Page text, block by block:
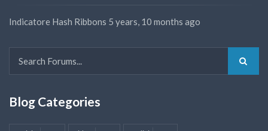
Indicatore Hash Ribbons 5 years, 10 months ago
Blog Categories